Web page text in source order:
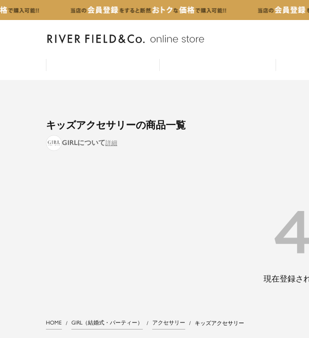
キッズアクセサリーの商品一覧
GIRLについて
現在登録さ
HOME GIRL（結婚式・パーティー） アクセサリー キッズアクセサリー